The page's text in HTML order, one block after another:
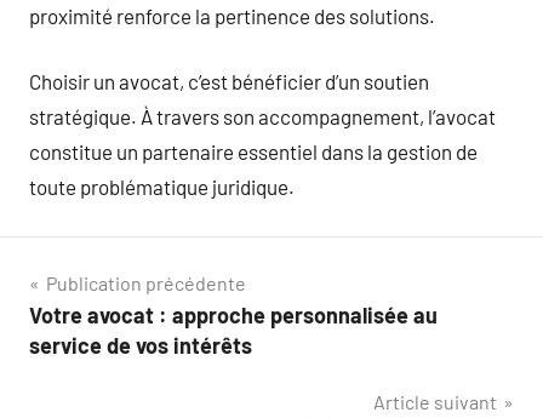
proximité renforce la pertinence des solutions.
Choisir un avocat, c’est bénéficier d’un soutien
stratégique. À travers son accompagnement, l’avocat
constitue un partenaire essentiel dans la gestion de
toute problématique juridique.
Navigation
de
Publication précédente
Votre avocat : approche personnalisée au
service de vos intérêts
Article suivant